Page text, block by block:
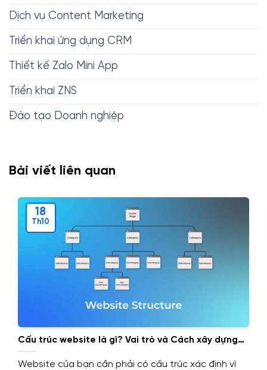
Dịch vụ Content Marketing
Triển khai ứng dụng CRM
Thiết kế Zalo Mini App
Triển khai ZNS
Đào tạo Doanh nghiệp
Bài viết liên quan
Cấu trúc website là gì? Vai trò và Cách xây dựng
cấu trúc website.
Website của bạn cần phải có cấu trúc xác định vì
18
Th10